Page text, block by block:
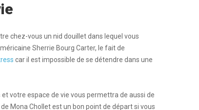
chez-vous un nid douillet dans lequel vous
Sherrie Bourg Carter, le fait de
car il est impossible de se détendre dans une
votre espace de vie vous permettra de aussi de
de Mona Chollet est un bon point de départ si vous